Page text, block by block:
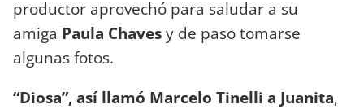
productor aprovechó para saludar a su
amiga Paula Chavesy de paso tomarse
algunas fotos.
“Diosa”, así llamó Marcelo Tinelli a Juanita,